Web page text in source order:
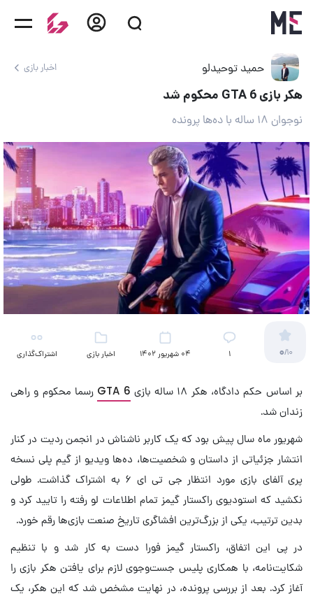
حمید توحیدلو اخبار بازی
هکر بازی GTA 6 محکوم شد
نوجوان ۱۸ ساله با ده‌ها پرونده
0/10 ۱ 04 شهریور 1402 اخبار بازی اشتراک‌گذاری
بر اساس حکم دادگاه، هکر ۱۸ ساله بازی GTA 6 رسما محکوم و راهی
زندان شد.
شهریور ماه سال پیش بود که یک کاربر ناشناش در انجمن ردیت در کنار
انتشار جزئیاتی از داستان و شخصیت‌ها، ده‌ها ویدیو از گیم پلی نسخه
پری آلفای بازی مورد انتظار جی تی ای ۶ به اشتراک گذاشت. طولی
نکشید که استودیوی راکستار گیمز تمام اطلاعات لو رفته را تایید کرد و
بدین ترتیب، یکی از بزرگ‌ترین افشاگری تاریخ صنعت بازی‌ها رقم خورد.
در پی این اتفاق، راکستار گیمز فورا دست به کار شد و با تنظیم
شکایت‌نامه، با همکاری پلیس جست‌وجوی لازم برای یافتن هکر بازی را
آغاز کرد. بعد از بررسی پرونده، در نهایت مشخص شد که این هکر، یک